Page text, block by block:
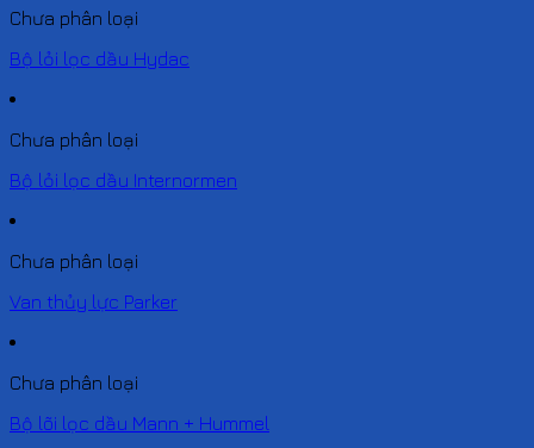
Chưa phân loại
Bộ lỏi lọc dầu Hydac
Chưa phân loại
Bộ lỏi lọc dầu Internormen
Chưa phân loại
Van thủy lực Parker
Chưa phân loại
Bộ lõi lọc dầu Mann + Hummel